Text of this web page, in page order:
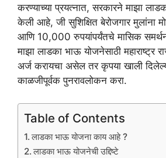
करण्याच्या प्रयत्नात, सरकारने माझा
केली आहे, जी सुशिक्षित बेरोजगार मुलांना
आणि 10,000 रुपयांपर्यंतचे मासिक
माझा लाडका भाऊ योजनेसाठी महाराष्ट्र
अर्ज करायचा असेल तर कृपया खाली
काळजीपूर्वक पुनरावलोकन करा.
Table of Contents
लाडका भाऊ योजना काय आहे ?
लाडका भाऊ योजनेची उद्दिष्टे